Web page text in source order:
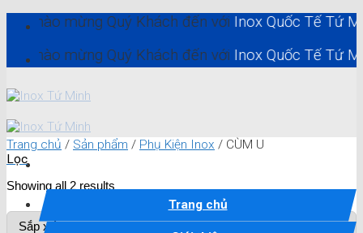
content
mừng Quý Khách đến vớiInox Quốc Tế Tứ Minh -
mừng Quý Khách đến vớiInox Quốc Tế Tứ Minh -
Trang chủ
Trang chủ / Sản phẩm / Phụ Kiện Inox / CÙM U
Lọc
Showing all 2 results